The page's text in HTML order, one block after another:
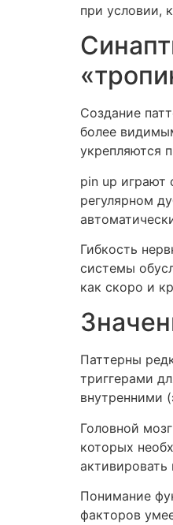
при условии,
Создание
более
укрепляются
pin up играют
регулярном
Гибкость
системы
как скоро и
Паттерны
триггерами
внутренними
Головной
которых
Понимание
факторов